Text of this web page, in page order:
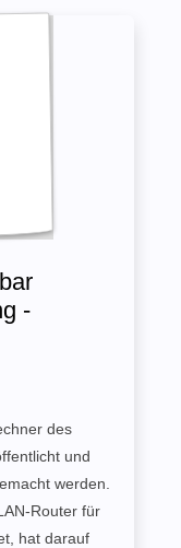
-
des
und
werden.
Router für
hat darauf